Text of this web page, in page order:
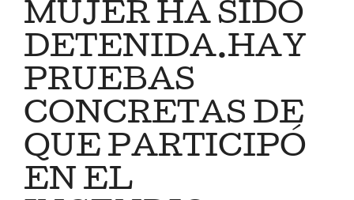
MUJER HA SIDO
DETENIDA.HAY
PRUEBAS
CONCRETAS DE
QUE PARTICIPÓ
EN EL